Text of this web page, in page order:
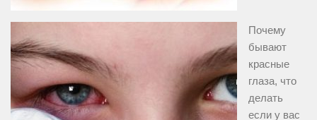
Почему
бывают
красные
глаза, что
делать
если у вас